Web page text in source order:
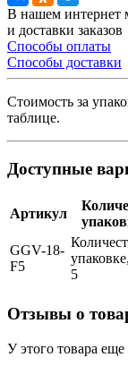
В нашем интернет
и доставки заказов
Способы оплаты
Способы доставки
Стоимость за
таблице.
Доступные
Артикул
GGV-18-
F5
5
Отзывы о
У этого товара